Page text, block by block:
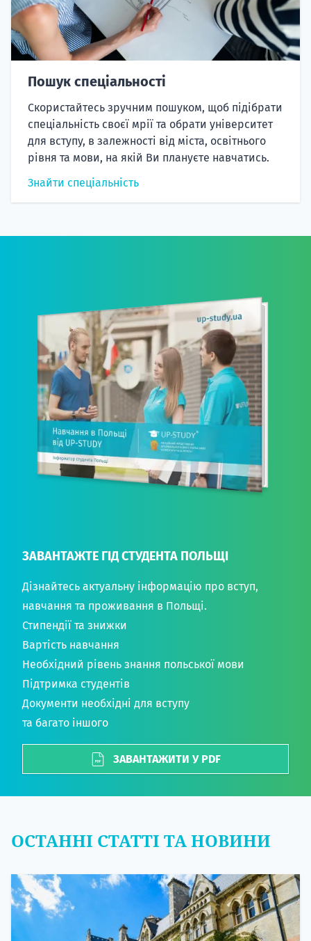
Пошук спеціальності
Скористайтесь зручним пошуком, щоб підібрати
спеціальність своєї мрії та обрати університет
для вступу, в залежності від міста, освітнього
рівня та мови, на якій Ви плануєте навчатись.
Знайти спеціальність
ЗАВАНТАЖТЕ ГІД СТУДЕНТА ПОЛЬЩІ
Дізнайтесь актуальну інформацію про вступ,
навчання та проживання в Польщі.
Стипендії та знижки
Вартість навчання
Необхідний рівень знання польської мови
Підтримка студентів
Документи необхідні для вступу
та багато іншого
ЗАВАНТАЖИТИ У PDF
ОСТАННІ СТАТТІ ТА НОВИНИ